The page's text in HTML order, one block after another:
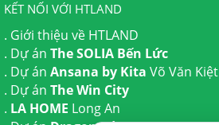
KẾT NỐI VỚI HTLAND
. Giới thiệu về HTLAND
. Dự án The SOLIA Bến Lức
. Dự án Ansana by Kita Võ Văn Kiệt
. Dự án The Win City
. LA HOME Long An